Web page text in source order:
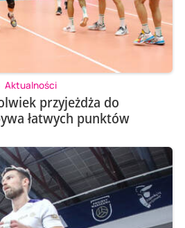
Aktualności
przyjeżdża do
łatwych punktów